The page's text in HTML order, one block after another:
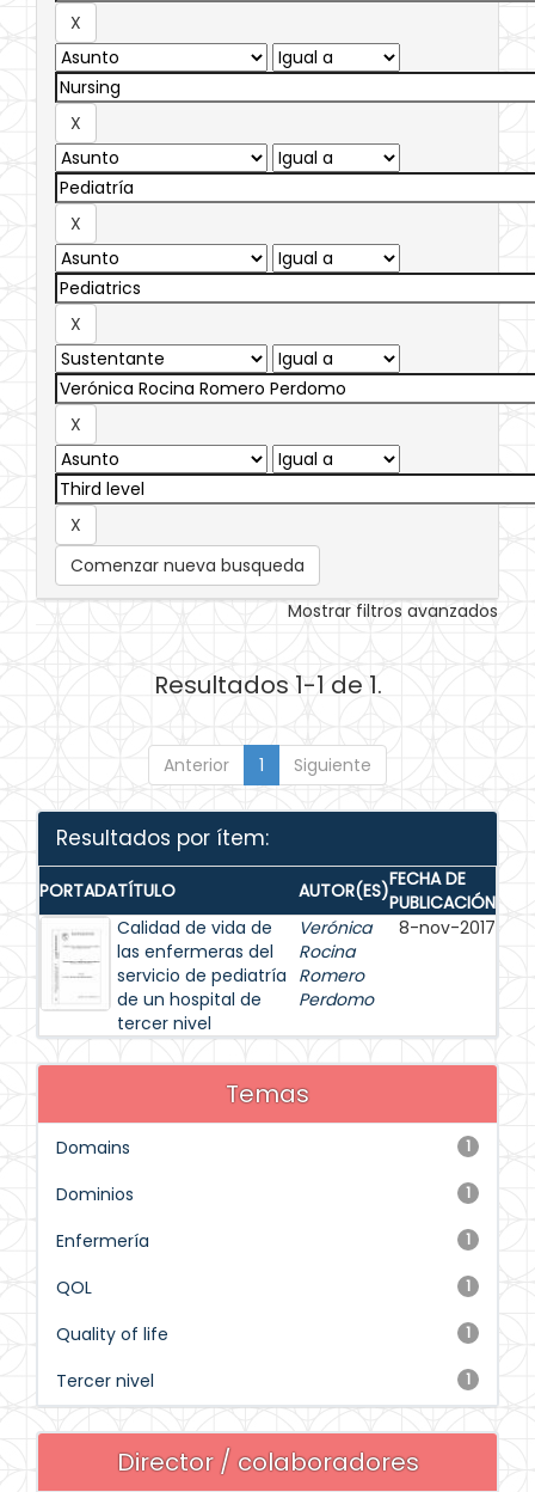
Comenzar nueva busqueda
Mostrar filtros avanzados
Resultados 1-1 de 1.
Anterior 1 Siguiente
Resultados por ítem:
PORTADATÍTULO AUTOR(ES)FECHA DE
PUBLICACIÓN
Calidad de vida de
las enfermeras del
servicio de pediatría
de un hospital de
tercer nivel
Verónica
Rocina
Romero
Perdomo
8-nov-2017
Temas
1
Domains
1
Dominios
1
Enfermería
1
QOL
1
Quality of life
1
Tercer nivel
Director / colaboradores